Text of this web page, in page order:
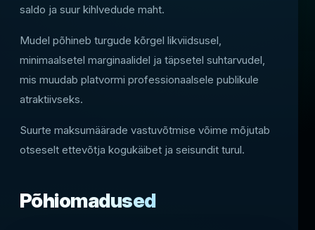
saldo ja suur kihlvedude maht.
Mudel põhineb turgude kõrgel likviidsusel,
minimaalsetel marginaalidel ja täpsetel suhtarvudel,
mis muudab platvormi professionaalsele publikule
atraktiivseks.
Suurte maksumäärade vastuvõtmise võime mõjutab
otseselt ettevõtja kogukäibet ja seisundit turul.
Põhiomadused